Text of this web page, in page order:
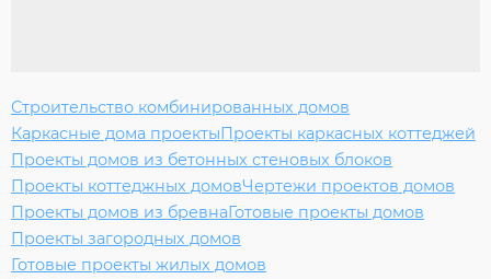
Строительство комбинированных домов
Каркасные дома проектыПроекты каркасных коттеджей
Проекты домов из бетонных стеновых блоков
Проекты коттеджных домовЧертежи проектов домов
Проекты домов из бревнаГотовые проекты домов
Проекты загородных домов
Готовые проекты жилых домов